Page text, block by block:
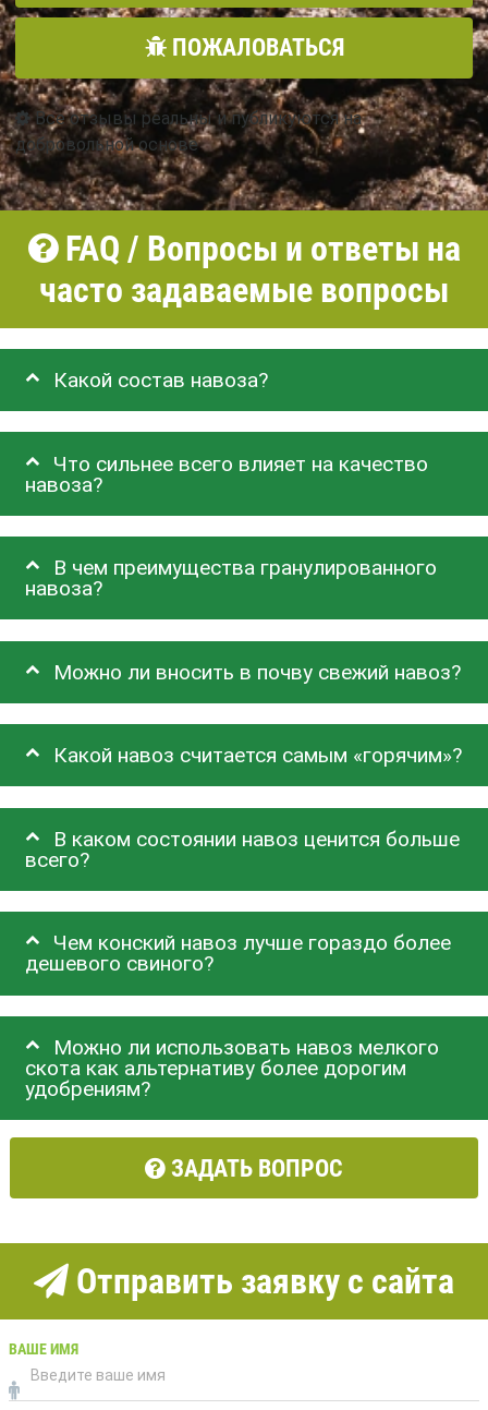
ПОЖАЛОВАТЬСЯ
Все отзывы реальны и публикуются на
добровольной основе
FAQ / Вопросы и ответы на
часто задаваемые вопросы
Какой состав навоза?
Что сильнее всего влияет на качество
навоза?
В чем преимущества гранулированного
навоза?
Можно ли вносить в почву свежий навоз?
Какой навоз считается самым «горячим»?
В каком состоянии навоз ценится больше
всего?
Чем конский навоз лучше гораздо более
дешевого свиного?
Можно ли использовать навоз мелкого
скота как альтернативу более дорогим
удобрениям?
ЗАДАТЬ ВОПРОС
Отправить заявку с сайта
ВАШЕ ИМЯ